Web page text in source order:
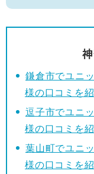
鎌倉市でユニ
様の口コミを紹
逗子市でユニ
様の口コミを紹
葉山町でユニ
様の口コミを紹